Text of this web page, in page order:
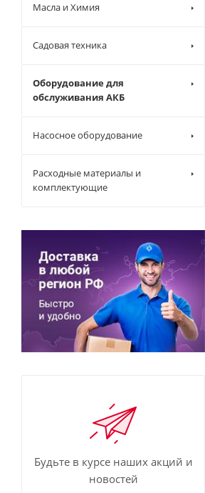
Масла и Химия
Садовая техника
Оборудование для
обслуживания АКБ
Насосное оборудование
Расходные материалы и
комплектующие
Будьте в курсе наших акций и
новостей